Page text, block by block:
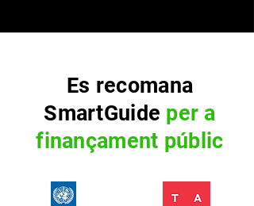
Es recomana
SmartGuide per a
finançament públic